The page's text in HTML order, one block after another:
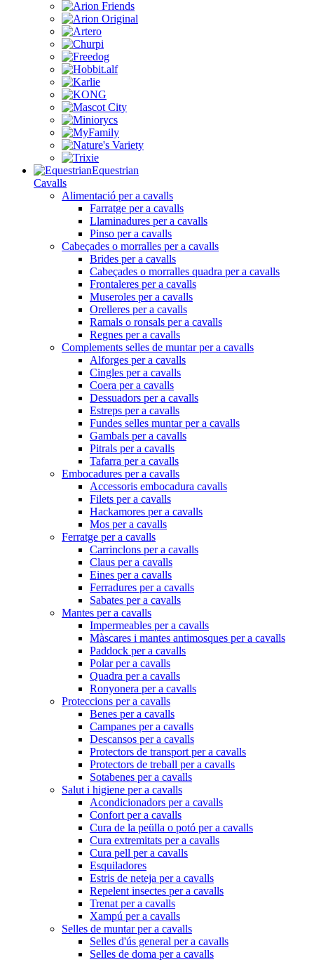
Equestrian
Cavalls
Alimentació per a cavalls
Farratge per a cavalls
Llaminadures per a cavalls
Pinso per a cavalls
Cabeçades o morralles per a cavalls
Brides per a cavalls
Cabeçades o morralles quadra per a cavalls
Frontaleres per a cavalls
Museroles per a cavalls
Orelleres per a cavalls
Ramals o ronsals per a cavalls
Regnes per a cavalls
Complements selles de muntar per a cavalls
Alforges per a cavalls
Cingles per a cavalls
Coera per a cavalls
Dessuadors per a cavalls
Estreps per a cavalls
Fundes selles muntar per a cavalls
Gambals per a cavalls
Pitrals per a cavalls
Tafarra per a cavalls
Embocadures per a cavalls
Accessoris embocadura cavalls
Filets per a cavalls
Hackamores per a cavalls
Mos per a cavalls
Ferratge per a cavalls
Carrinclons per a cavalls
Claus per a cavalls
Eines per a cavalls
Ferradures per a cavalls
Sabates per a cavalls
Mantes per a cavalls
Impermeables per a cavalls
Màscares i mantes antimosques per a cavalls
Paddock per a cavalls
Polar per a cavalls
Quadra per a cavalls
Ronyonera per a cavalls
Proteccions per a cavalls
Benes per a cavalls
Campanes per a cavalls
Descansos per a cavalls
Protectors de transport per a cavalls
Protectors de treball per a cavalls
Sotabenes per a cavalls
Salut i higiene per a cavalls
Acondicionadors per a cavalls
Confort per a cavalls
Cura de la peülla o potó per a cavalls
Cura extremitats per a cavalls
Cura pell per a cavalls
Esquiladores
Estris de neteja per a cavalls
Repelent insectes per a cavalls
Trenat per a cavalls
Xampú per a cavalls
Selles de muntar per a cavalls
Selles d'ús general per a cavalls
Selles de doma per a cavalls